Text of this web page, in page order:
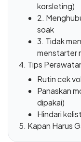
korsleting)
2.
soak
3. Tidak
menstarter
Tips
Rutin cek
Panaskan
dipakai)
Hindari
Kapan Harus